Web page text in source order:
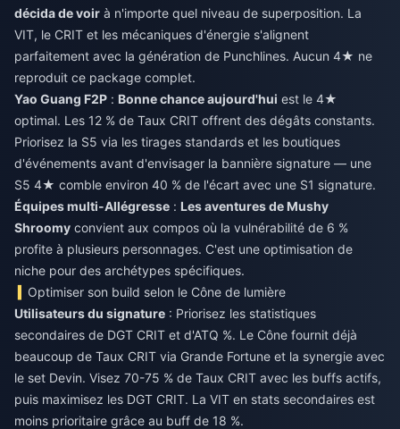
décida de voir à n'importe quel niveau de superposition. La
VIT, le CRIT et les mécaniques d'énergie s'alignent
parfaitement avec la génération de Punchlines. Aucun 4★ ne
reproduit ce package complet.
Yao Guang F2P : Bonne chance aujourd'hui est le 4★
optimal. Les 12 % de Taux CRIT offrent des dégâts constants.
Priorisez la S5 via les tirages standards et les boutiques
d'événements avant d'envisager la bannière signature — une
S5 4★ comble environ 40 % de l'écart avec une S1 signature.
Équipes multi-Allégresse : Les aventures de Mushy
Shroomy convient aux compos où la vulnérabilité de 6 %
profite à plusieurs personnages. C'est une optimisation de
niche pour des archétypes spécifiques.
Optimiser son build selon le Cône de lumière
Utilisateurs du signature : Priorisez les statistiques
secondaires de DGT CRIT et d'ATQ %. Le Cône fournit déjà
beaucoup de Taux CRIT via Grande Fortune et la synergie avec
le set Devin. Visez 70-75 % de Taux CRIT avec les buffs actifs,
puis maximisez les DGT CRIT. La VIT en stats secondaires est
moins prioritaire grâce au buff de 18 %.